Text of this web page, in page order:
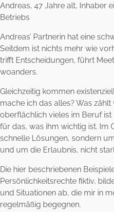
Andreas, 47 Jahre alt, Inhaber
Betriebs
Andreas’ Partnerin hat eine
Seitdem ist nichts mehr wie
trifft Entscheidungen, führt
woanders.
Gleichzeitig kommen
mache ich das alles? Was
oberflächlich vieles im Beruf
für das, was ihm wichtig ist. Im
schnelle Lösungen, sondern
und um die Erlaubnis, nicht
Die hier beschriebenen
Persönlichkeitsrechte fiktiv,
und Situationen ab, die mir in
regelmäßig begegnen.